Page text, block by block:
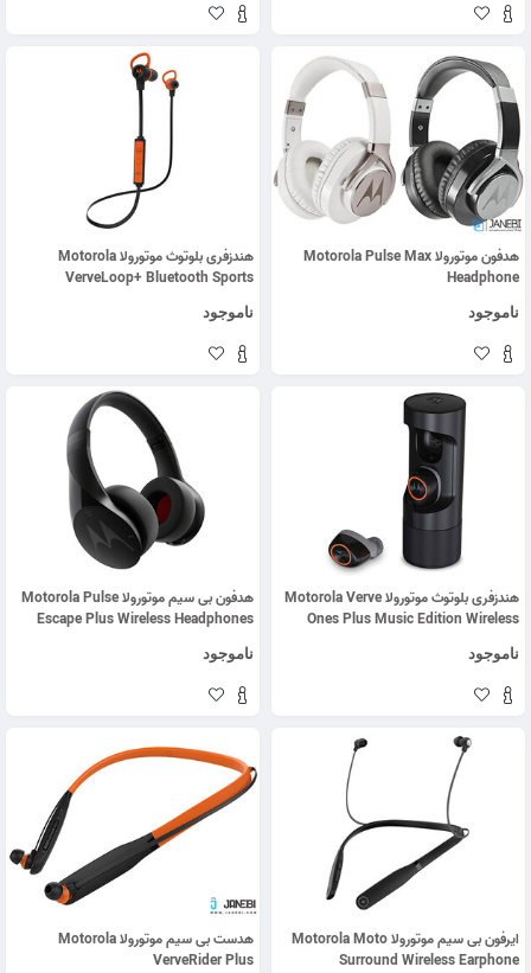
هدفون موتورولا Motorola Pulse Max
Headphone
ناموجود
هندزفری بلوتوث موتورولا Motorola
VerveLoop+ Bluetooth Sports
Earbuds
ناموجود
هندزفری بلوتوث موتورولا Motorola Verve
Ones Plus Music Edition Wireless
Headset
ناموجود
هدفون بی سیم موتورولا Motorola Pulse
Escape Plus Wireless Headphones
ناموجود
ایرفون بی سیم موتورولا Motorola Moto
Surround Wireless Earphone
هدست بی سیم موتورولا Motorola
VerveRider Plus